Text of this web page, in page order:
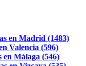
en Madrid (1483)
Valencia (596)
en Málaga (546)